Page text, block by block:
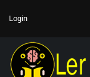
Login